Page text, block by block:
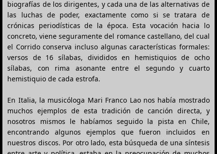
biografías de los dirigentes, y cada una de las alternativas de
las luchas de poder, exactamente como si se tratara de
crónicas periodísticas de la época. Esta vocación hacia lo
concreto, viene seguramente del romance castellano, del cual
el Corrido conserva incluso algunas características formales:
versos de 16 sílabas, divididos en hemistiquios de ocho
sílabas, con rima asonante entre el segundo y cuarto
hemistiquio de cada estrofa.
En Italia, la musicóloga Mari Franco Lao nos había mostrado
muchos ejemplos de esta tradición de canción directa, y
nosotros mismos le habíamos seguido la pista en Chile,
encontrando algunos ejemplos que fueron incluidos en
nuestros discos. Por otro lado, esta búsqueda de una síntesis